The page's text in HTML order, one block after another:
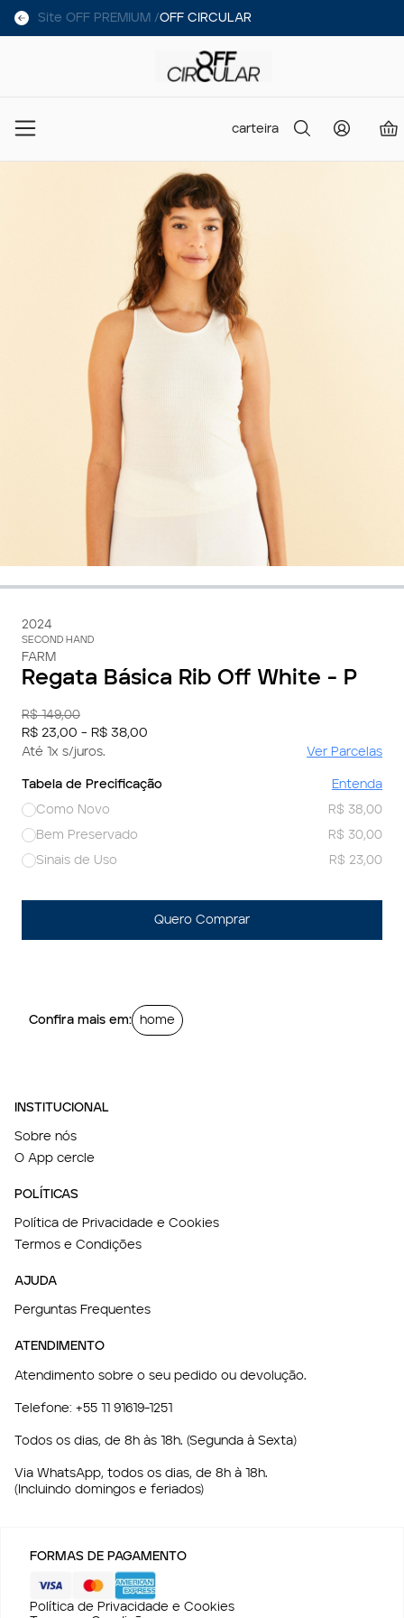
Site OFF PREMIUM /OFF CIRCULAR
carteira
2024
SECOND HAND
FARM
Regata Básica Rib Off White - P
R$ 149,00
R$ 23,00 - R$ 38,00
Até 1x s/juros. Ver Parcelas
Tabela de Precificação
Entenda
Como Novo
R$ 38,00
Bem Preservado
R$ 30,00
Sinais de Uso
R$ 23,00
Quero Comprar
Confira mais em: home
INSTITUCIONAL
Sobre nós
O App cercle
POLÍTICAS
Política de Privacidade e Cookies
Termos e Condições
AJUDA
Perguntas Frequentes
ATENDIMENTO
Atendimento sobre o seu pedido ou devolução.
Telefone: +55 11 91619-1251
Todos os dias, de 8h às 18h. (Segunda à Sexta)
Via WhatsApp, todos os dias, de 8h à 18h.
(Incluindo domingos e feriados)
FORMAS DE PAGAMENTO
Política de Privacidade e Cookies